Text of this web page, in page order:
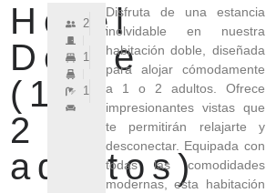
Hotel
Doble
(1-
2
adultos)
2
1
1
Disfruta de una estancia
inolvidable en nuestra
habitación doble, diseñada
para alojar cómodamente
a 1 o 2 adultos. Ofrece
impresionantes vistas que
te permitirán relajarte y
desconectar. Equipada con
todas las comodidades
modernas, esta habitación